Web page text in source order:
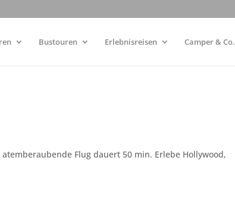
Bustouren Erlebnisreisen Camper & Co.
Flug dauert 50 min. Erlebe Hollywood,